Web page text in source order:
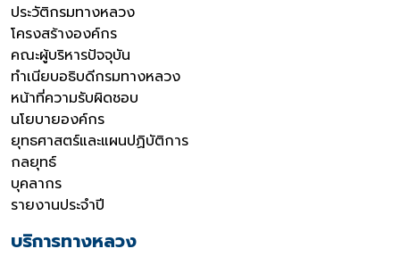
ประวัติกรมทางหลวง
โครงสร้างองค์กร
คณะผู้บริหารปัจจุบัน
ทำเนียบอธิบดีกรมทางหลวง
หน้าที่ความรับผิดชอบ
นโยบายองค์กร
ยุทธศาสตร์และแผนปฏิบัติการ
กลยุทธ์
บุคลากร
รายงานประจำปี
บริการทางหลวง